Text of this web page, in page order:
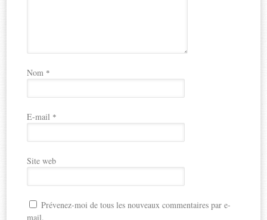
Nom *
E-mail *
Site web
Prévenez-moi de tous les nouveaux commentaires par e-
mail.